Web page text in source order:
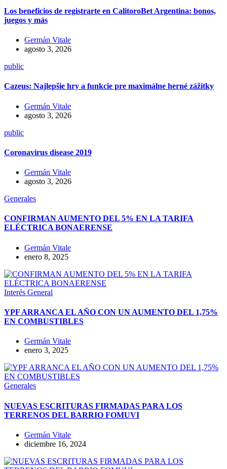
Los beneficios de registrarte en CalitoroBet Argentina: bonos,
juegos y más
Germán Vitale
agosto 3, 2026
public
Cazeus: Najlepšie hry a funkcie pre maximálne herné zážitky
Germán Vitale
agosto 3, 2026
public
Coronavirus disease 2019
Germán Vitale
agosto 3, 2026
Generales
CONFIRMAN AUMENTO DEL 5% EN LA TARIFA
ELÉCTRICA BONAERENSE
Germán Vitale
enero 8, 2025
Interés General
YPF ARRANCA EL AÑO CON UN AUMENTO DEL 1,75%
EN COMBUSTIBLES
Germán Vitale
enero 3, 2025
Generales
NUEVAS ESCRITURAS FIRMADAS PARA LOS
TERRENOS DEL BARRIO FOMUVI
Germán Vitale
diciembre 16, 2024